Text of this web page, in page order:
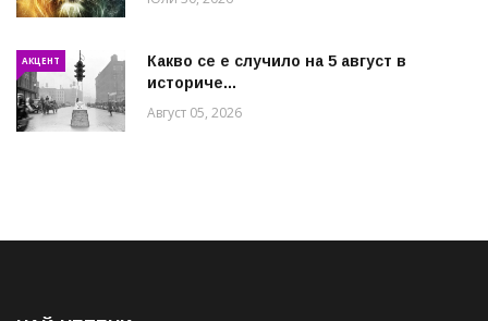
АКЦЕНТ
Какво се е случило на 5 август в
историче...
Август 05, 2026